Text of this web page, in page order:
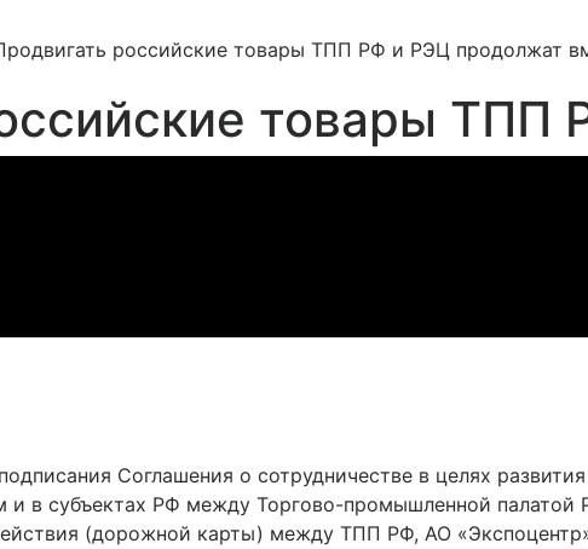
российские товары ТПП РФ и РЭЦ продолжат
товары
Соглашения о сотрудничестве в целях
и в субъектах РФ между Торгово-промышленной
(дорожной карты) между ТПП РФ, АО